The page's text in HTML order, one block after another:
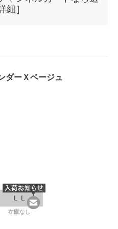
細 ］
ダーＸベージュ
ＬＬ
在庫なし